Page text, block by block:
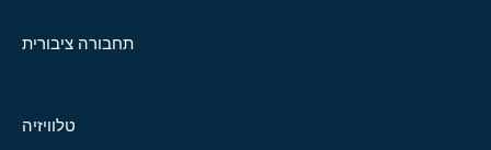
תחבורה ציבורית
טלוויזיה